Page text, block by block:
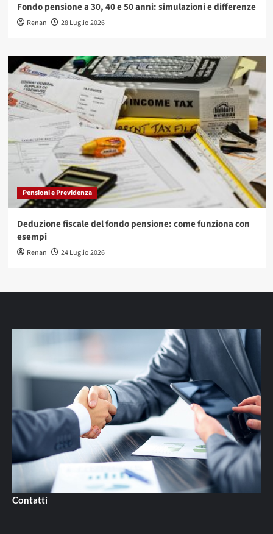
Fondo pensione a 30, 40 e 50 anni: simulazioni e differenze
Renan 28 Luglio 2026
Pensioni e Previdenza
Deduzione fiscale del fondo pensione: come funziona con
esempi
Renan 24 Luglio 2026
Contatti